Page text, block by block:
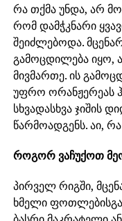
რა თქმა უნდა, არ
რომ დამჭკნარი
შეიძლებოდა.
გამოცდილება იყო,
მივმართე. ის
უფრო ორანჟერეას
სხვადასხვა ჯიშის
წარმოადგენს. აი,
როგორ ვაჩუქოთ
პირველ რიგში,
ხმელი